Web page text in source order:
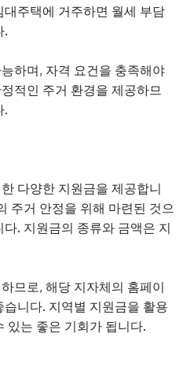
주택에 거주하면 월세 부담
.
하며, 자격 요건을 충족해야
적인 주거 환경을 제공하므
.
다양한 지원금을 제공합니
주거 안정을 위해 마련된 것으
. 지원금의 종류와 금액은 지
므로, 해당 지자체의 홈페이
니다. 지역별 지원금을 활용
있는 좋은 기회가 됩니다.